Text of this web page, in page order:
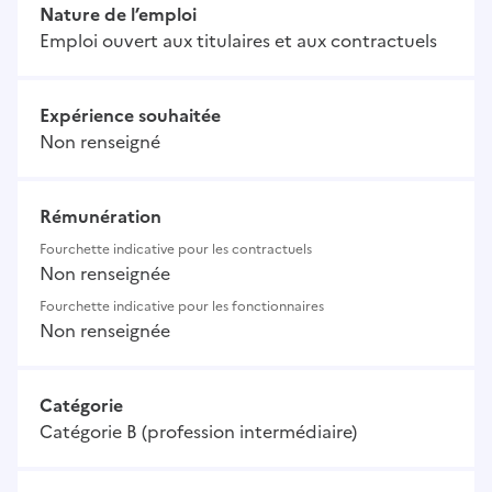
Nature de l’emploi
Emploi ouvert aux titulaires et aux contractuels
Expérience souhaitée
Non renseigné
Rémunération
Fourchette indicative pour les contractuels
Non renseignée
Fourchette indicative pour les fonctionnaires
Non renseignée
Catégorie
Catégorie B (profession intermédiaire)